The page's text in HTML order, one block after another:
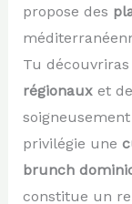
propose des
Tu
régionauxet de
privilégie une
brunch
constitue un